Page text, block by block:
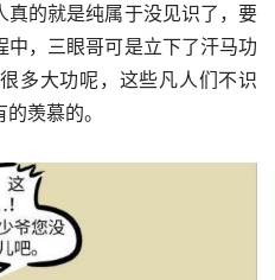
的就是纯属于没见识了，要
，三眼哥可是立下了汗马功
多大功呢，这些凡人们不识
羡慕的。